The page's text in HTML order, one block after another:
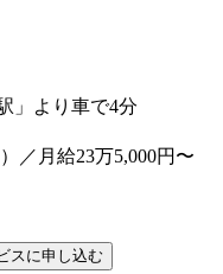
」より車で4分
／月給23万5,000円〜
スに申し込む